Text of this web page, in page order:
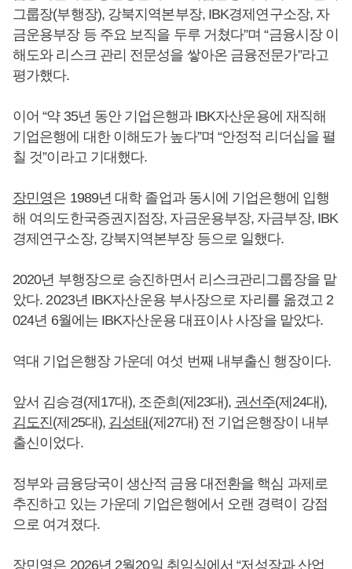
그룹장(부행장), 강북지역본부장, IBK경제연구소장, 자
금운용부장 등 주요 보직을 두루 거쳤다”며 “금융시장 이
해도와 리스크 관리 전문성을 쌓아온 금융전문가”라고
평가했다.
이어 “약 35년 동안 기업은행과 IBK자산운용에 재직해
기업은행에 대한 이해도가 높다”며 “안정적 리더십을 펼
칠 것”이라고 기대했다.
장민영은 1989년 대학 졸업과 동시에 기업은행에 입행
해 여의도한국증권지점장, 자금운용부장, 자금부장, IBK
경제연구소장, 강북지역본부장 등으로 일했다.
2020년 부행장으로 승진하면서 리스크관리그룹장을 맡
았다. 2023년 IBK자산운용 부사장으로 자리를 옮겼고 2
024년 6월에는 IBK자산운용 대표이사 사장을 맡았다.
역대 기업은행장 가운데 여섯 번째 내부출신 행장이다.
앞서 김승경(제17대), 조준희(제23대), 권선주(제24대),
김도진(제25대), 김성태(제27대) 전 기업은행장이 내부
출신이었다.
정부와 금융당국이 생산적 금융 대전환을 핵심 과제로
추진하고 있는 가운데 기업은행에서 오랜 경력이 강점
으로 여겨졌다.
장민영은 2026년 2월20일 취임식에서 “저성장과 산업